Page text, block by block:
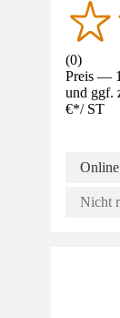
(0)
Preis —
und ggf.
€*/ ST
Nicht